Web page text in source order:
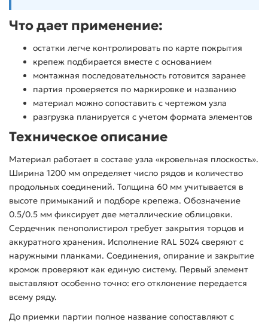
Что дает применение:
остатки легче контролировать по карте покрытия
крепеж подбирается вместе с основанием
монтажная последовательность готовится заранее
партия проверяется по маркировке и названию
материал можно сопоставить с чертежом узла
разгрузка планируется с учетом формата элементов
Техническое описание
Материал работает в составе узла «кровельная плоскость».
Ширина 1200 мм определяет число рядов и количество
продольных соединений. Толщина 60 мм учитывается в
высоте примыканий и подборе крепежа. Обозначение
0.5/0.5 мм фиксирует две металлические облицовки.
Сердечник пенополистирол требует закрытия торцов и
аккуратного хранения. Исполнение RAL 5024 сверяют с
наружными планками. Соединения, опирание и закрытие
кромок проверяют как единую систему. Первый элемент
выставляют особенно точно: его отклонение передается
всему ряду.
До приемки партии полное название сопоставляют с